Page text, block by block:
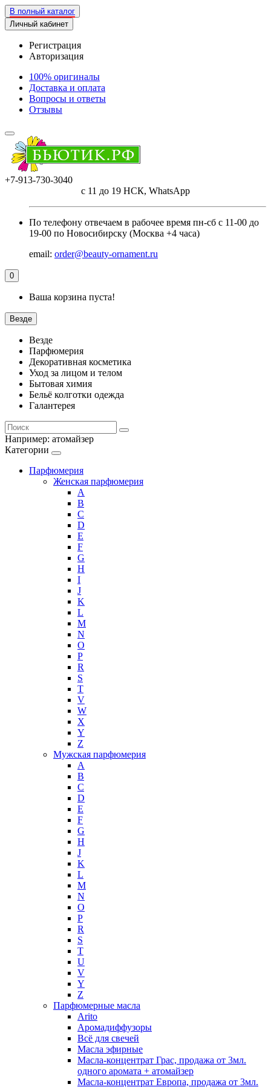
В полный каталог
Личный кабинет
Регистрация
Авторизация
100% оригиналы
Доставка и оплата
Вопросы и ответы
Отзывы
+7-913-730-3040
с 11 до 19 НСК, WhatsApp
По телефону отвечаем в рабочее время пн-сб с 11-00 до
19-00 по Новосибирску (Москва +4 часа)
email: order@beauty-ornament.ru
0
Ваша корзина пуста!
Везде
Везде
Парфюмерия
Декоративная косметика
Уход за лицом и телом
Бытовая химия
Бельё колготки одежда
Галантерея
Например: атомайзер
Категории
Парфюмерия
Женская парфюмерия
A
B
C
D
E
F
G
H
I
J
K
L
M
N
O
P
R
S
T
V
W
X
Y
Z
Мужская парфюмерия
A
B
C
D
E
F
G
H
J
K
L
M
N
O
P
R
S
T
U
V
Y
Z
Парфюмерные масла
Arito
Аромадиффузоры
Всё для свечей
Масла эфирные
Масла-концентрат Грас, продажа от 3мл.
одного аромата + атомайзер
Масла-концентрат Европа, продажа от 3мл.